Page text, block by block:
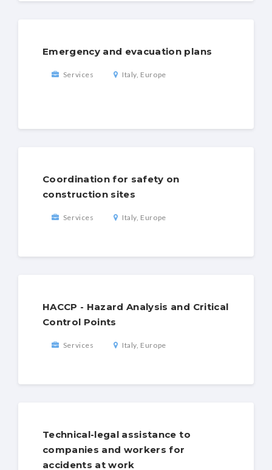
Emergency and evacuation plans
Services Italy, Europe
Coordination for safety on
construction sites
Services Italy, Europe
HACCP - Hazard Analysis and Critical
Control Points
Services Italy, Europe
Technical-legal assistance to
companies and workers for
accidents at work